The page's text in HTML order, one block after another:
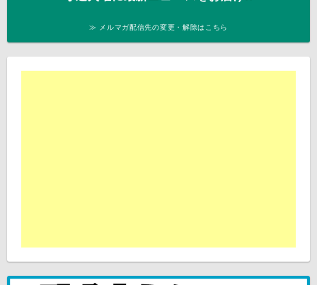
≫ メルマガ配信先の変更・解除はこちら